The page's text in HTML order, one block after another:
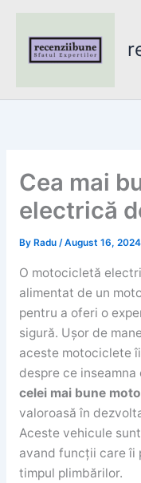
content
Cea mai
electrică
By Radu /August 16, 2024
O motocicletă
alimentat de un
pentru a oferi o
sigură. Ușor de
aceste motociclete
despre ce
celei mai bune
valoroasă în
Aceste vehicule
avand funcții care îi
timpul plimbărilor.